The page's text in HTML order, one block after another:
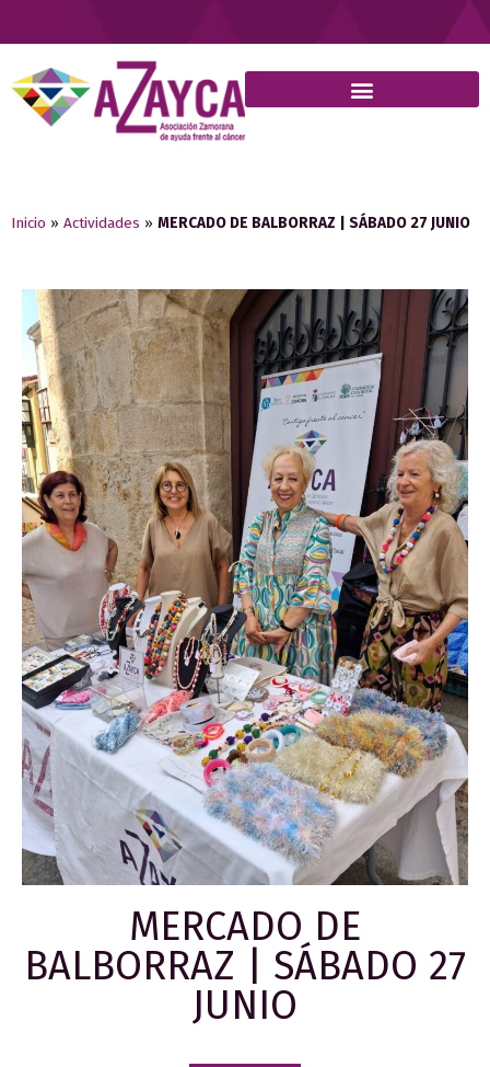
Inicio » Actividades » MERCADO DE BALBORRAZ | SÁBADO 27 JUNIO
MERCADO DE
BALBORRAZ | SÁBADO 27
JUNIO